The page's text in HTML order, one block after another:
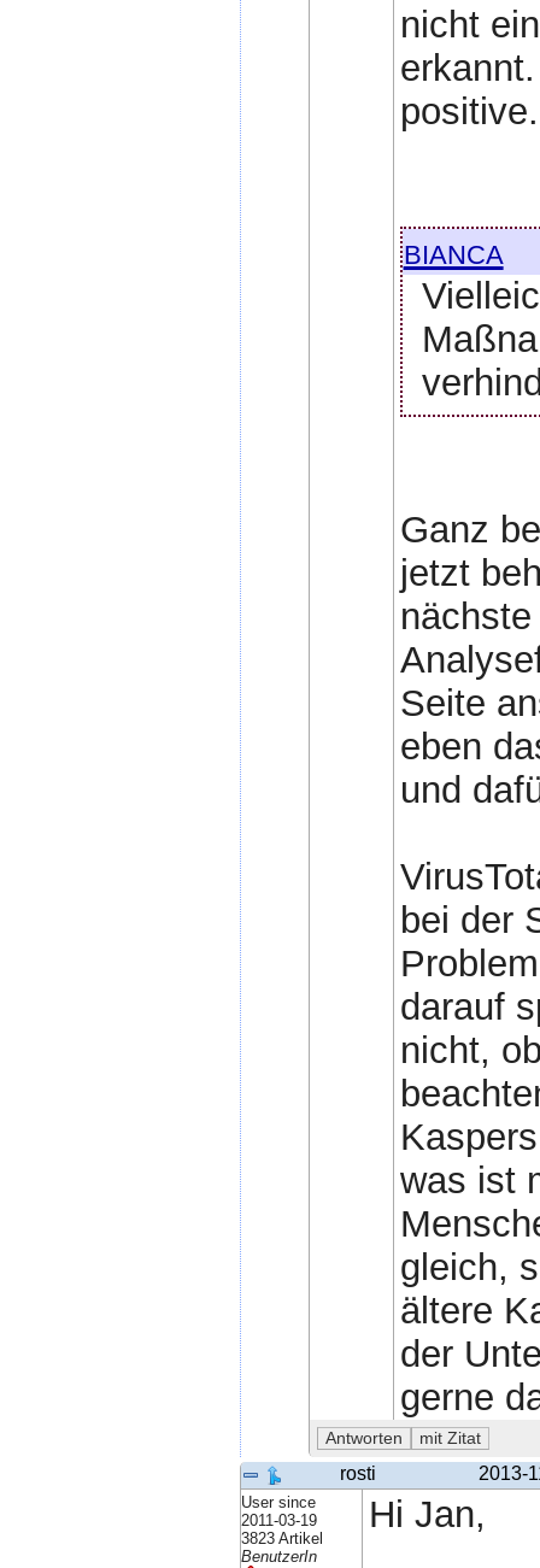
nicht
positive.
bianca
Ganz
jetzt
Seite
eben
und
bei der
darauf
nicht,
was ist
gleich,
ältere
der
gerne
rosti 2013-
User since
2011-03-19
3823 Artikel
BenutzerIn
Hi Jan,